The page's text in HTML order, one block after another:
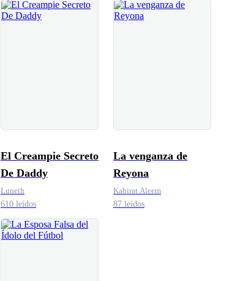
matrimonio?
El Creampie Secreto
De Daddy
Luneth
610 leídos
La venganza de
Reyona
Kabirat Aleem
87 leídos